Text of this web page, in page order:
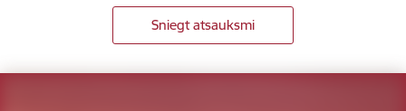
Sniegt atsauksmi